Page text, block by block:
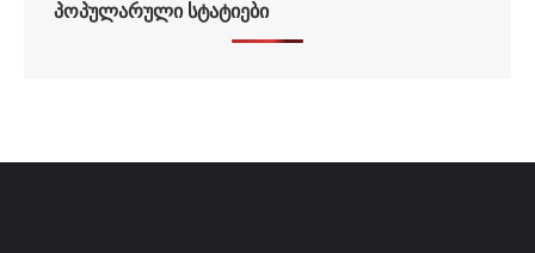
ᲞᲝᲞᲣᲚᲐᲠᲣᲚᲘ ᲡᲢᲐᲢᲘᲔᲑᲘ